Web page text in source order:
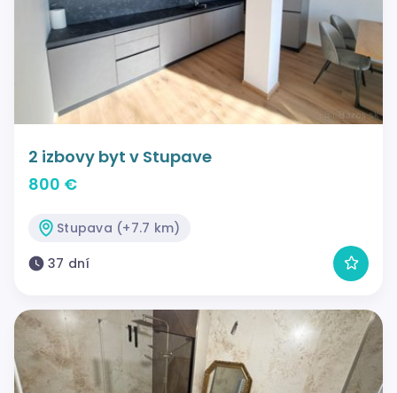
2 izbovy byt v Stupave
800 €
Stupava (+7.7 km)
37 dní